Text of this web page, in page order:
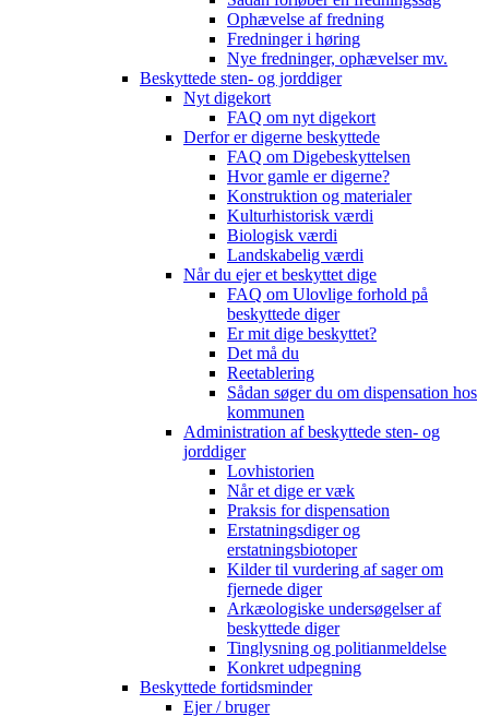
Ophævelse af fredning
Fredninger i høring
Nye fredninger, ophævelser mv.
Beskyttede sten- og jorddiger
Nyt digekort
FAQ om nyt digekort
Derfor er digerne beskyttede
FAQ om Digebeskyttelsen
Hvor gamle er digerne?
Konstruktion og materialer
Kulturhistorisk værdi
Biologisk værdi
Landskabelig værdi
Når du ejer et beskyttet dige
FAQ om Ulovlige forhold på
beskyttede diger
Er mit dige beskyttet?
Det må du
Reetablering
Sådan søger du om dispensation hos
kommunen
Administration af beskyttede sten- og
jorddiger
Lovhistorien
Når et dige er væk
Praksis for dispensation
Erstatningsdiger og
erstatningsbiotoper
Kilder til vurdering af sager om
fjernede diger
Arkæologiske undersøgelser af
beskyttede diger
Tinglysning og politianmeldelse
Konkret udpegning
Beskyttede fortidsminder
Ejer / bruger